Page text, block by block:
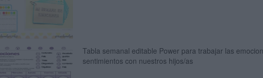
Tabla semanal editable Power para trabajar las
sentimientos con nuestros hijos/as